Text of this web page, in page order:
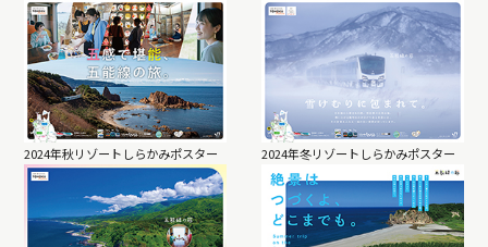
2024年秋リゾートしらかみポスター 2024年冬リゾートしらかみポスター